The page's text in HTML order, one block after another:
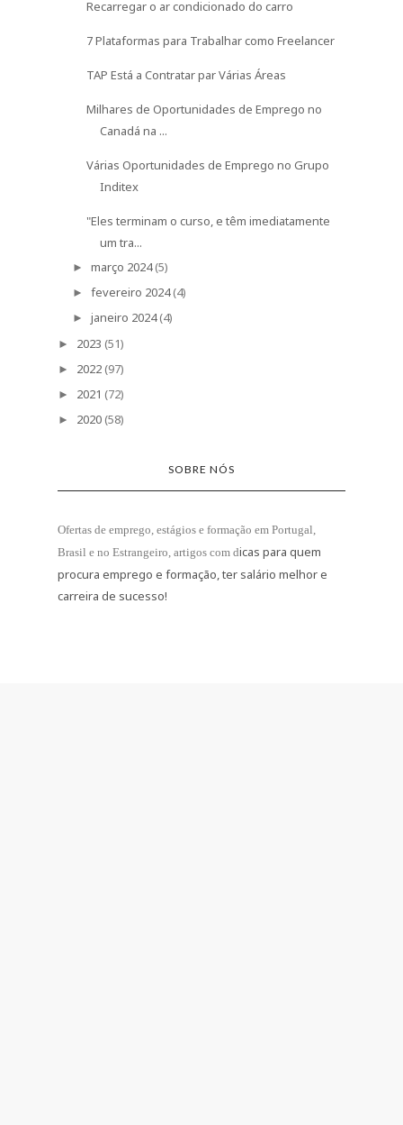
Recarregar o ar condicionado do carro
7 Plataformas para Trabalhar como Freelancer
TAP Está a Contratar par Várias Áreas
Milhares de Oportunidades de Emprego no
Canadá na ...
Várias Oportunidades de Emprego no Grupo
Inditex
"Eles terminam o curso, e têm imediatamente
um tra...
► março 2024 (5)
► fevereiro 2024 (4)
► janeiro 2024 (4)
► 2023 (51)
► 2022 (97)
► 2021 (72)
► 2020 (58)
SOBRE NÓS
Ofertas de emprego, estágios e formação em Portugal,
Brasil e no Estrangeiro, artigos com dicas para quem
procura emprego e formação, ter salário melhor e
carreira de sucesso!